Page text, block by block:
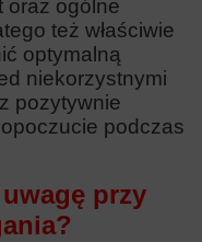
oraz ogólne
też właściwie
optymalną
niekorzystnymi
pozytywnie
podczas
przy